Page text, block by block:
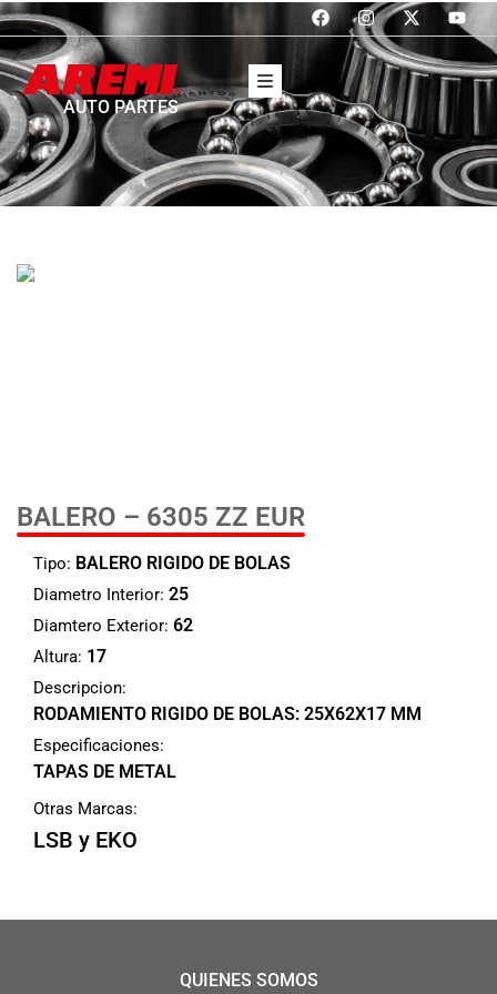
AUTO PARTES
BALERO – 6305 ZZ EUR
Tipo: BALERO RIGIDO DE BOLAS
Diametro Interior: 25
Diamtero Exterior: 62
Altura: 17
Descripcion:
RODAMIENTO RIGIDO DE BOLAS: 25X62X17 MM
Especificaciones:
TAPAS DE METAL
Otras Marcas:
LSB y EKO
QUIENES SOMOS